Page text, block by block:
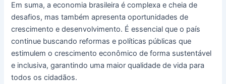
Em suma, a economia brasileira é complexa e cheia de
desafios, mas também apresenta oportunidades de
crescimento e desenvolvimento. É essencial que o país
continue buscando reformas e políticas públicas que
estimulem o crescimento econômico de forma sustentável
e inclusiva, garantindo uma maior qualidade de vida para
todos os cidadãos.